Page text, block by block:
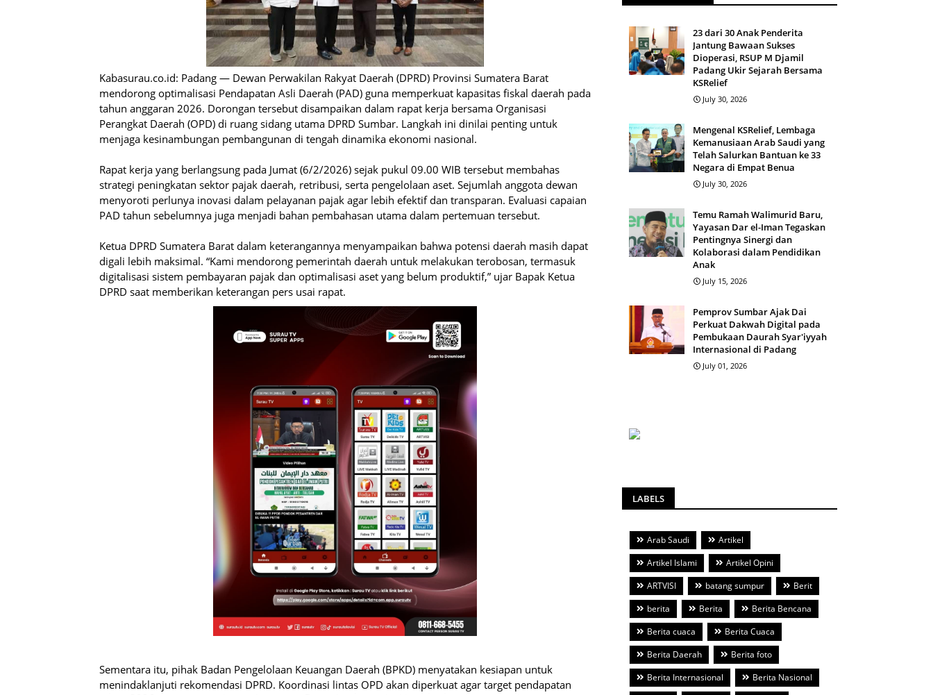
Kabasurau.co.id: Padang — Dewan Perwakilan Rakyat Daerah (DPRD) Provinsi Sumatera Barat
mendorong optimalisasi Pendapatan Asli Daerah (PAD) guna memperkuat kapasitas fiskal daerah pada
tahun anggaran 2026. Dorongan tersebut disampaikan dalam rapat kerja bersama Organisasi
Perangkat Daerah (OPD) di ruang sidang utama DPRD Sumbar. Langkah ini dinilai penting untuk
menjaga kesinambungan pembangunan di tengah dinamika ekonomi nasional.
Rapat kerja yang berlangsung pada Jumat (6/2/2026) sejak pukul 09.00 WIB tersebut membahas
strategi peningkatan sektor pajak daerah, retribusi, serta pengelolaan aset. Sejumlah anggota dewan
menyoroti perlunya inovasi dalam pelayanan pajak agar lebih efektif dan transparan. Evaluasi capaian
PAD tahun sebelumnya juga menjadi bahan pembahasan utama dalam pertemuan tersebut.
Ketua DPRD Sumatera Barat dalam keterangannya menyampaikan bahwa potensi daerah masih dapat
digali lebih maksimal. “Kami mendorong pemerintah daerah untuk melakukan terobosan, termasuk
digitalisasi sistem pembayaran pajak dan optimalisasi aset yang belum produktif,” ujar Bapak Ketua
DPRD saat memberikan keterangan pers usai rapat.
Sementara itu, pihak Badan Pengelolaan Keuangan Daerah (BPKD) menyatakan kesiapan untuk
menindaklanjuti rekomendasi DPRD. Koordinasi lintas OPD akan diperkuat agar target pendapatan
23 dari 30 Anak Penderita
Jantung Bawaan Sukses
Dioperasi, RSUP M Djamil
Padang Ukir Sejarah Bersama
KSRelief
July 30, 2026
Mengenal KSRelief, Lembaga
Kemanusiaan Arab Saudi yang
Telah Salurkan Bantuan ke 33
Negara di Empat Benua
July 30, 2026
Temu Ramah Walimurid Baru,
Yayasan Dar el-Iman Tegaskan
Pentingnya Sinergi dan
Kolaborasi dalam Pendidikan
Anak
July 15, 2026
Pemprov Sumbar Ajak Dai
Perkuat Dakwah Digital pada
Pembukaan Daurah Syar'iyyah
Internasional di Padang
July 01, 2026
LABELS
Arab Saudi
Artikel
Artikel Islami
Artikel Opini
ARTVISI
batang sumpur
Berit
berita
Berita
Berita Bencana
Berita cuaca
Berita Cuaca
Berita Daerah
Berita foto
Berita Internasional
Berita Nasional